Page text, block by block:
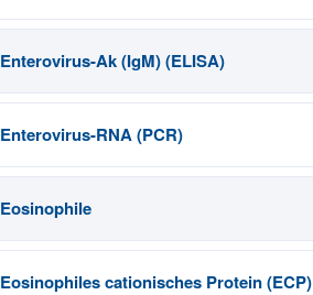
Enterovirus-Ak (IgM) (ELISA)
Enterovirus-RNA (PCR)
Eosinophile
Eosinophiles cationisches Protein (ECP)